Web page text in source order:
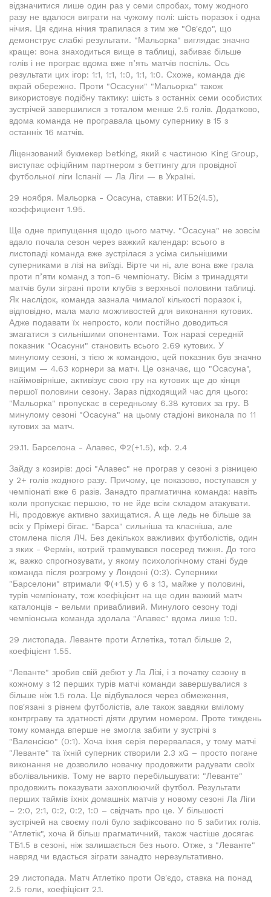
відзначитися лише один раз у семи спробах, тому жодного
разу не вдалося виграти на чужому полі: шість поразок і одна
нічия. Ця єдина нічия трапилася з тим же "Ов'єдо", що
демонструє слабкі результати. "Мальорка" виглядає значно
краще: вона знаходиться вище в таблиці, забиває більше
голів і не програє вдома вже п’ять матчів поспіль. Ось
результати цих ігор: 1:1, 1:1, 1:0, 1:1, 1:0. Схоже, команда діє
вкрай обережно. Проти "Осасуни" "Мальорка" також
використовує подібну тактику: шість з останніх семи особистих
зустрічей завершилися з тоталом менше 2.5 голів. Додатково,
вдома команда не програвала цьому супернику в 15 з
останніх 16 матчів.
Ліцензований букмекер betking, який є частиною King Group,
виступає офіційним партнером з беттингу для провідної
футбольної ліги Іспанії — Ла Ліги — в Україні.
29 ноября. Мальорка - Осасуна, ставки: ИТБ2(4.5),
коэффициент 1.95.
Ще одне припущення щодо цього матчу. "Осасуна" не зовсім
вдало почала сезон через важкий календар: всього в
листопаді команда вже зустрілася з усіма сильнішими
суперниками в лізі на виїзді. Вірте чи ні, але вона вже грала
проти п’яти команд з топ-6 чемпіонату. Вісім з тринадцяти
матчів були зіграні проти клубів з верхньої половини таблиці.
Як наслідок, команда зазнала чималої кількості поразок і,
відповідно, мала мало можливостей для виконання кутових.
Адже подавати їх непросто, коли постійно доводиться
змагатися з сильнішими опонентами. Тож наразі середній
показник "Осасуни" становить всього 2.69 кутових. У
минулому сезоні, з тією ж командою, цей показник був значно
вищим — 4.63 корнери за матч. Це означає, що "Осасуна",
найімовірніше, активізує свою гру на кутових ще до кінця
першої половини сезону. Зараз підходящий час для цього:
"Мальорка" пропускає в середньому 6.38 кутових за гру. В
минулому сезоні "Осасуна" на цьому стадіоні виконала по 11
кутових за матч.
29.11. Барселона - Алавес, Ф2(+1.5), кф. 2.4
Зайду з козирів: досі "Алавес" не програв у сезоні з різницею
у 2+ голів жодного разу. Причому, це показово, поступався у
чемпіонаті вже 6 разів. Занадто прагматична команда: навіть
коли пропускає першою, то не йде всім складом атакувати.
Ні, продовжує активно захищатися. А ще ледь не більше за
всіх у Прімері бігає. "Барса" сильніша та класніша, але
стомлена після ЛЧ. Без декількох важливих футболістів, один
з яких - Фермін, котрий травмувався посеред тижня. До того
ж, важко спрогнозувати, у якому психологічному стані буде
команда після розгрому у Лондоні (0:3). Суперники
"Барселони" втримали Ф(+1.5) у 6 з 13, майже у половині,
турів чемпіонату, тож коефіцієнт на ще один важкий матч
каталонців - вельми привабливий. Минулого сезону тоді
чемпіонська команда здолала "Алавес" вдома лише 1:0.
29 листопада. Леванте проти Атлетіка, тотал більше 2,
коефіцієнт 1.55.
"Леванте" зробив свій дебют у Ла Лізі, і з початку сезону в
кожному з 12 перших турів матчі команди завершувалися з
більше ніж 1.5 гола. Це відбувалося через обмеження,
пов'язані з рівнем футболістів, але також завдяки вмілому
контрграву та здатності діяти другим номером. Проте тиждень
тому команда вперше не змогла забити у зустрічі з
"Валенсією" (0:1). Хоча їхня серія перервалася, у тому матчі
"Леванте" та їхній суперник створили 2.3 xG – просто погане
виконання не дозволило новачку продовжити радувати своїх
вболівальників. Тому не варто перебільшувати: "Леванте"
продовжить показувати захоплюючий футбол. Результати
перших таймів їхніх домашніх матчів у новому сезоні Ла Ліги
– 2:0, 2:1, 0:2, 0:2, 1:0 – свідчать про це. У більшості
зустрічей на своєму полі було зафіксовано по 5 забитих голів.
"Атлетік", хоча й більш прагматичний, також частіше досягає
ТБ1.5 в сезоні, ніж залишається без нього. Отже, з "Леванте"
навряд чи вдасться зіграти занадто нерезультативно.
29 листопада. Матч Атлетіко проти Ов'єдо, ставка на понад
2.5 голи, коефіцієнт 2.1.